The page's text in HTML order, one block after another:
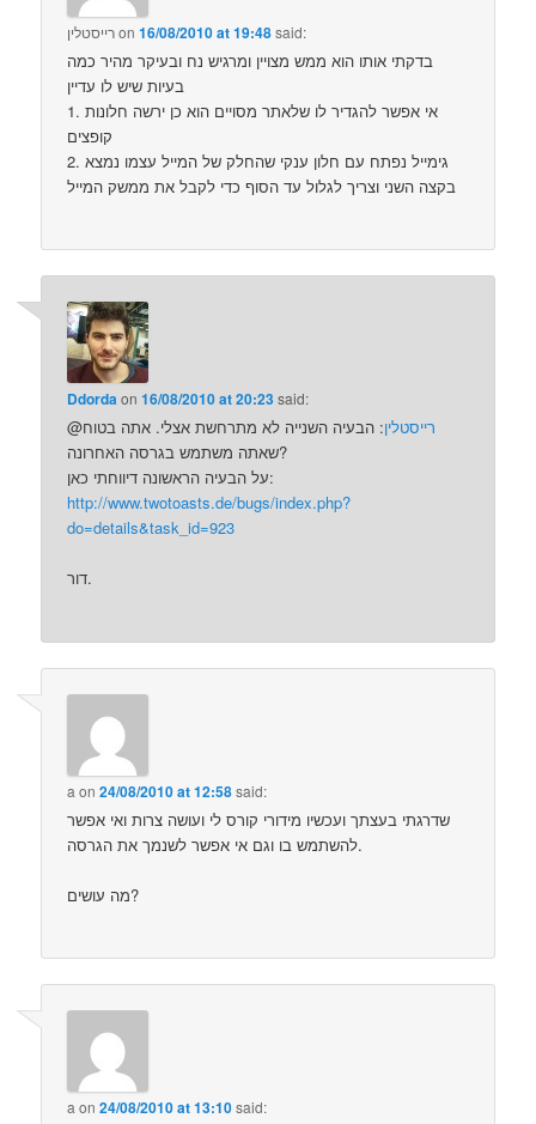
רייסטליןon16/08/2010 at 19:48said:
בדקתי אותו הוא ממש מצויין ומרגיש נח ובעיקר מהיר כמה
בעיות שיש לו עדיין
1. אי אפשר להגדיר לו שלאתר מסויים הוא כן ירשה חלונות
קופצים
2. גימייל נפתח עם חלון ענקי שהחלק של המייל עצמו נמצא
בקצה השני וצריך לגלול עד הסוף כדי לקבל את ממשק המייל
Ddordaon16/08/2010 at 20:23said:
@ רייסטלין: הבעיה השנייה לא מתרחשת אצלי. אתה בטוח
שאתה משתמש בגרסה האחרונה?
על הבעיה הראשונה דיווחתי כאן:
http://www.twotoasts.de/bugs/index.php?
do=details&task_id=923
דור.
a on24/08/2010 at 12:58said:
שדרגתי בעצתך ועכשיו מידורי קורס לי ועושה צרות ואי אפשר
להשתמש בו וגם אי אפשר לשנמך את הגרסה.
מה עושים?
a on24/08/2010 at 13:10said: